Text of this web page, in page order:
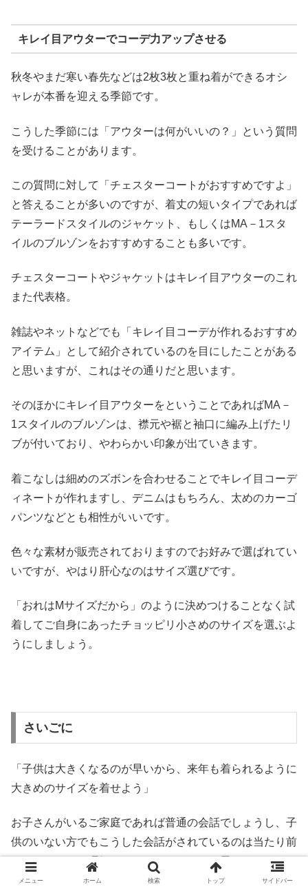
キレイ目アウターでコーデ力アップさせる
秋冬やまだ寒い春先などは2枚3枚と重ね着ができるオシ
ャレが本番を迎える季節です。
こうした季節には「アウターは何がいいの？」という質問
を受けることがあります。
この質問に対して「チェスターコートがおすすめですよ」
と答えることが多いのですが、着丈の短いタイプであれば
テーラードスタイルのジャケット、もしくはMA－1スタ
イルのブルゾンをおすすめすることも多いです。
チェスターコートやジャケットはキレイ目アウターのこれ
また代表格。
雑誌やネットなどでも「キレイ目コーデが作れるおすすめ
アイテム」として紹介されているのを目にしたことがある
と思いますが、これはその通りだと思います。
そのほかにキレイ目アウターをということであればMA－
1スタイルのブルゾンは、襟元や裾と袖口に編み上げたリ
ブが付いており、やわらかい印象が出ていきます。
着こなしは細めのズボンを合わせることでキレイ目コーデ
ィネートが作れますし、デニムはもちろん、太めのカーゴ
パンツなどとも相性がいいです。
色々な素材が販売されておりますのでお好みで選ばれてい
いですが、やはり肝心なのはサイズ選びです。
「おれはMサイズだから」のように決めつけることなく試
着してご自身にあったチョッピリ小さめのサイズを選ぶよ
うにしましょう。
さいごに
「子供は大きくなるのが早いから、来年も着られるように
大きめのサイズを着せよう」
お子さんがいるご家庭であれば普通の会話でしょうし、子
供のいない方でもこうした会話がされているのは当たり前
のこととしてご理解できるのではないかと思います。
メニュー ホーム 検索 トップ サイドバー